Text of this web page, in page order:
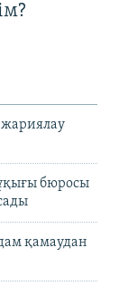
жариялау
бюросы
қамаудан